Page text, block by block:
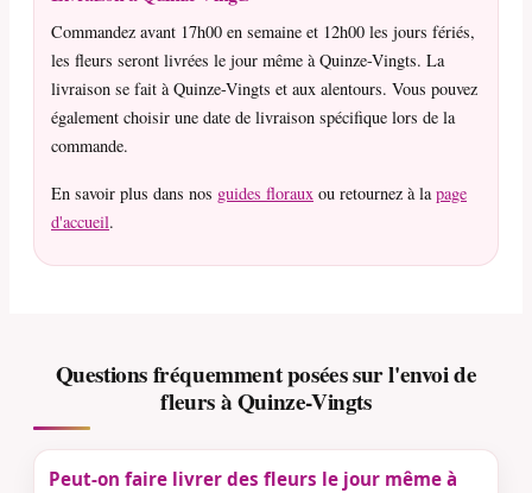
Commandez avant 17h00 en semaine et 12h00 les jours fériés,
les fleurs seront livrées le jour même à Quinze-Vingts. La
livraison se fait à Quinze-Vingts et aux alentours. Vous pouvez
également choisir une date de livraison spécifique lors de la
commande.
En savoir plus dans nos guides floraux ou retournez à lapage
d'accueil.
Questions fréquemment posées sur l'envoi de
fleurs à Quinze-Vingts
Peut-on faire livrer des fleurs le jour même à